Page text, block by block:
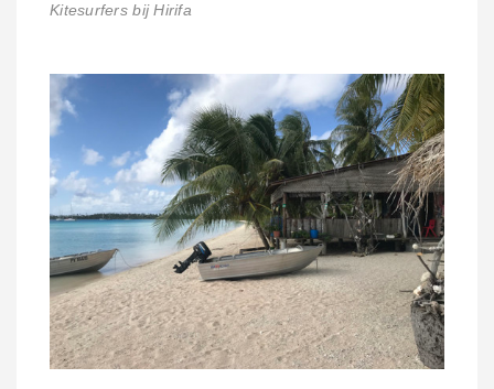
Kitesurfers bij Hirifa